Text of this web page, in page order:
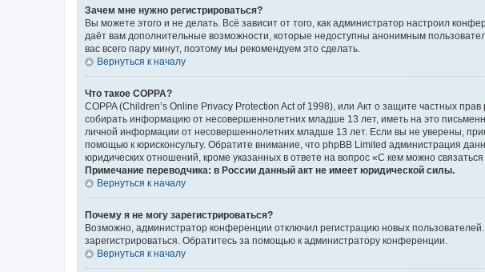
Зачем мне нужно регистрироваться?
Вы можете этого и не делать. Всё зависит от того, как администратор настроил
даёт вам дополнительные возможности, которые недоступны анонимным
вас всего пару минут, поэтому мы рекомендуем это сделать.
Вернуться к началу
Что такое COPPA?
COPPA (Children’s Online Privacy Protection Act of 1998), или Акт о защите частных
собирать информацию от несовершеннолетних младше 13 лет, иметь на это
личной информации от несовершеннолетних младше 13 лет. Если вы не уверены,
помощью к юрисконсульту. Обратите внимание, что phpBB Limited администрация
юридических отношений, кроме указанных в ответе на вопрос «С кем можно
Примечание переводчика: в России данный акт не имеет юридической силы.
Вернуться к началу
Почему я не могу зарегистрироваться?
Возможно, администратор конференции отключил регистрацию новых
зарегистрироваться. Обратитесь за помощью к администратору конференции.
Вернуться к началу